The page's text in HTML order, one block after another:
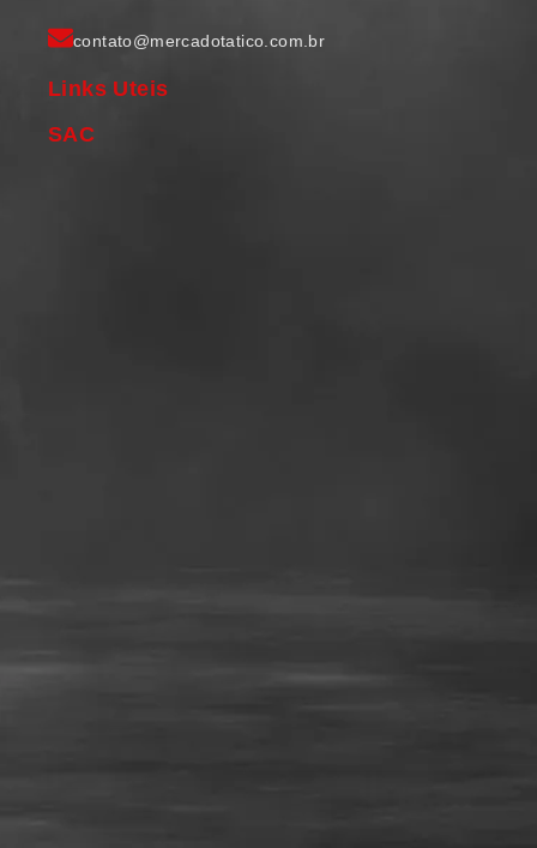
contato@mercadotatico.com.br
Links Uteis
SAC